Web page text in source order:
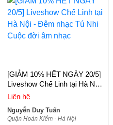
[GIẢM 10% HẾT NGÀY 20/5]
Liveshow Chế Linh tại Hà Nội
- Đêm nhạc Tú Nhi Cuộc đời
Liên hệ
Nguyễn Duy Tuấn
Quận Hoàn Kiếm - Hà Nội